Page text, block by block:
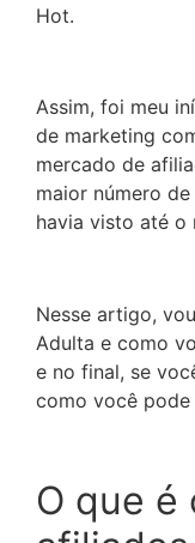
Hot.
Assim, foi meu
de marketing
mercado de
maior número
havia visto até o
Nesse artigo,
Adulta e como
e no final, se
como você pode
O que é